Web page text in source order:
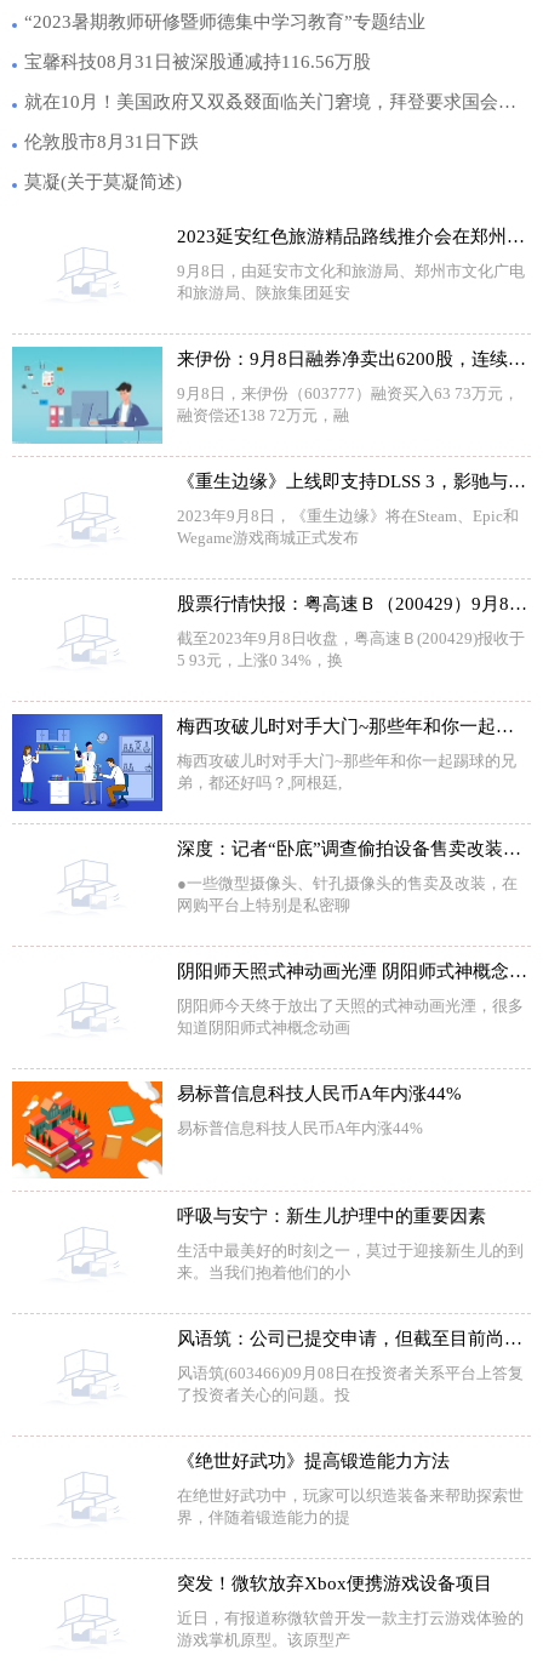
“2023暑期教师研修暨师德集中学习教育”专题结业
宝馨科技08月31日被深股通减持116.56万股
就在10月！美国政府又双叒叕面临关门窘境，拜登要求国会提供短期融资方案
伦敦股市8月31日下跌
莫凝(关于莫凝简述)
2023延安红色旅游精品路线推介会在郑州拉开帷幕
9月8日，由延安市文化和旅游局、郑州市文化广电
和旅游局、陕旅集团延安
来伊份：9月8日融券净卖出6200股，连续3日累计净卖出1.8万股
9月8日，来伊份（603777）融资买入63 73万元，
融资偿还138 72万元，融
《重生边缘》上线即支持DLSS 3，影驰与你“芯控”一夏
2023年9月8日，《重生边缘》将在Steam、Epic和
Wegame游戏商城正式发布
股票行情快报：粤高速Ｂ（200429）9月8日主力资金净买入19.27万元
截至2023年9月8日收盘，粤高速Ｂ(200429)报收于
5 93元，上涨0 34%，换
梅西攻破儿时对手大门~那些年和你一起踢球的兄弟，都还好吗？
梅西攻破儿时对手大门~那些年和你一起踢球的兄
弟，都还好吗？,阿根廷,
深度：记者“卧底”调查偷拍设备售卖改装产业链
●一些微型摄像头、针孔摄像头的售卖及改装，在
网购平台上特别是私密聊
阴阳师天照式神动画光湮 阴阳师式神概念动画光湮
阴阳师今天终于放出了天照的式神动画光湮，很多
知道阴阳师式神概念动画
易标普信息科技人民币A年内涨44%
易标普信息科技人民币A年内涨44%
呼吸与安宁：新生儿护理中的重要因素
生活中最美好的时刻之一，莫过于迎接新生儿的到
来。当我们抱着他们的小
风语筑：公司已提交申请，但截至目前尚未得到相关信息反馈
风语筑(603466)09月08日在投资者关系平台上答复
了投资者关心的问题。投
《绝世好武功》提高锻造能力方法
在绝世好武功中，玩家可以织造装备来帮助探索世
界，伴随着锻造能力的提
突发！微软放弃Xbox便携游戏设备项目
近日，有报道称微软曾开发一款主打云游戏体验的
游戏掌机原型。该原型产